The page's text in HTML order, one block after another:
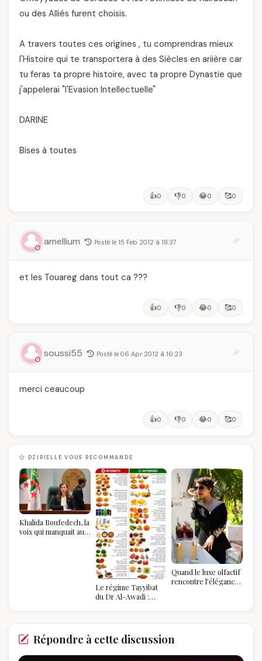
ou des Alliés furent choisis.
A travers toutes ces origines , tu comprendras mieux
l'Histoire qui te transportera à des Siècles en ariière car
tu feras ta propre histoire, avec ta propre Dynastie que
j'appelerai "l'Evasion Intellectuelle"
DARINE
Bises à toutes
👍0 👎0 😂0 🥰0
amellium Posté le 15 Feb 2012 à 18:37
et les Touareg dans tout ca ???
👍0 👎0 😂0 🥰0
soussi55 Posté le 06 Apr 2012 à 16:23
merci ceaucoup
👍0 👎0 😂0 🥰0
DZIRIELLE VOUS RECOMMANDE
Khalida Boufedech, la
voix qui manquait au
Le régime Tayyibat
du Dr Al-Awadi :
et ce que vous devez
vraiment savoir
Quand le luxe olfactif
rencontre l’élégance
Répondre à cette discussion